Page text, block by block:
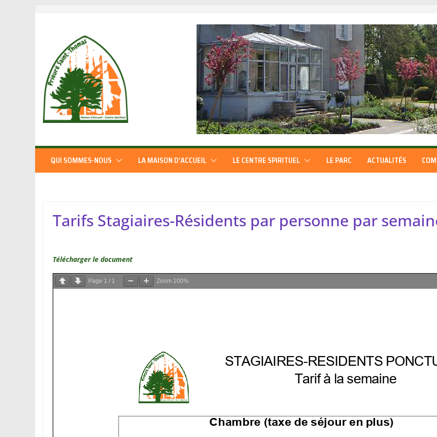
QUI SOMMES-NOUS LA MAISON D’ACCUEIL LE CENTRE SPIRITUEL LE PARC ACTUALITÉS
Tarifs Stagiaires-Résidents par personne par
Télécharger le document
Page 1 / 1 Zoom 100%